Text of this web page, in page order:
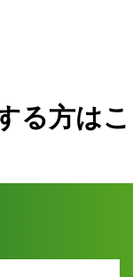
る方はこ